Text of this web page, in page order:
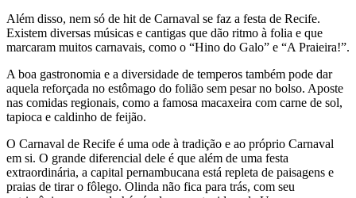
Além disso, nem só de hit de Carnaval se faz a festa de Recife.
Existem diversas músicas e cantigas que dão ritmo à folia e que
marcaram muitos carnavais, como o “Hino do Galo” e “A Praieira!”.
A boa gastronomia e a diversidade de temperos também pode dar
aquela reforçada no estômago do folião sem pesar no bolso. Aposte
nas comidas regionais, como a famosa macaxeira com carne de sol,
tapioca e caldinho de feijão.
O Carnaval de Recife é uma ode à tradição e ao próprio Carnaval
em si. O grande diferencial dele é que além de uma festa
extraordinária, a capital pernambucana está repleta de paisagens e
praias de tirar o fôlego. Olinda não fica para trás, com seu